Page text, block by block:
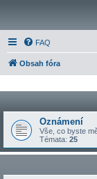
FAQ
Obsah fóra
Oznámení
Vše, co byste
Témata: 25